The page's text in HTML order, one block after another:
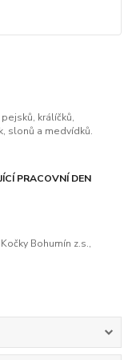
králíčků,
slonů a medvídků.
PRACOVNÍ DEN
Bohumín z.s.,